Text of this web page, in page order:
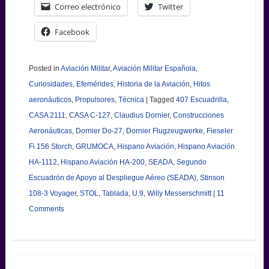
Correo electrónico Twitter
Facebook
Posted in Aviación Militar, Aviación Militar Española
Curiosidades, Efemérides, Historia de la Aviación Hitos
aeronáuticos, Propulsores, Técnica | Tagged 407 Escuadrilla
CASA 2111
CASA C-127 Claudius Dornier, Construcciones
Aeronáuticas, Dornier Do-27 Dornier Flugzeugwerke Fieseler
Fi 156 Storch GRUMOCA, Hispano Aviación Hispano Aviación
HA-1112 Hispano Aviación HA-200, SEADA, Segundo
Escuadrón de Apoyo al Despliegue Aéreo (SEADA), Stinson
108-3 Voyager, STOL Tablada U.9 Willy Messerschmitt | 11
Comments